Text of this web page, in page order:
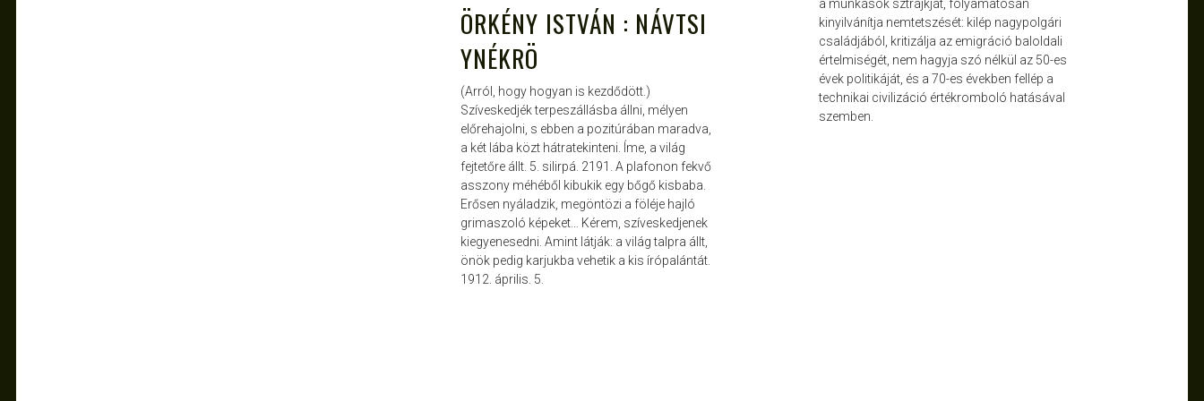
a munkások sztrájkját, folyamatosan
kinyilvánítja nemtetszését: kilép nagypolgári
családjából, kritizálja az emigráció baloldali
értelmiségét, nem hagyja szó nélkül az 50-es
évek politikáját, és a 70-es években fellép a
technikai civilizáció értékromboló hatásával
szemben.
ÖRKÉNY ISTVÁN : NÁVTSI
YNÉKRÖ
(Arról, hogy hogyan is kezdődött.)
Szíveskedjék terpeszállásba állni, mélyen
előrehajolni, s ebben a pozitúrában maradva,
a két lába közt hátratekinteni. Íme, a világ
fejtetőre állt. 5. silirpá. 2191. A plafonon fekvő
asszony méhéből kibukik egy bőgő kisbaba.
Erősen nyáladzik, megöntözi a föléje hajló
grimaszoló képeket… Kérem, szíveskedjenek
kiegyenesedni. Amint látják: a világ talpra állt,
önök pedig karjukba vehetik a kis írópalántát.
1912. április. 5.